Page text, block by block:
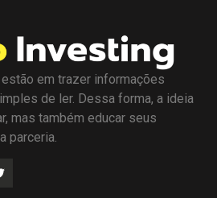
em trazer informações
de ler. Dessa forma, a ideia
mas também educar seus
parceria.